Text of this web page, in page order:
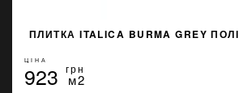
ПЛИТКА ITALICA BURMA GREY
ЦІНА
923 грн
м2